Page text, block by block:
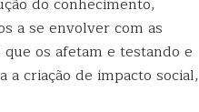
a se envolver com as
os afetam e testando e
a criação de impacto social,